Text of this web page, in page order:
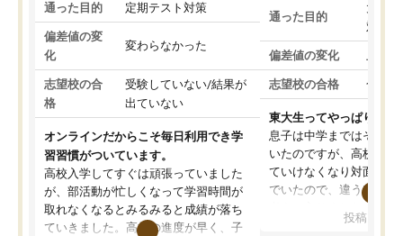
通った目的 定期テスト対策
偏差値の変
化
変わらなかった
志望校の合
格
受験していない/結果が
出ていない
オンラインだからこそ毎日利用でき学
習習慣がついています。
高校入学してすぐは頑張っていました
が、部活動が忙しくなって学習時間が
取れなくなるとみるみると成績が落ち
ていきました。高校の進度が早く、子
通った目的
大学
対策
偏差値の変化 上が
志望校の合格 合格
東大生ってやっぱりすご
息子は中学まではそこそ
いたのですが、高校に入
ていけなくなり対面の塾
でいたので、違うアプロ
で、当初は模試でD判定
投稿日：